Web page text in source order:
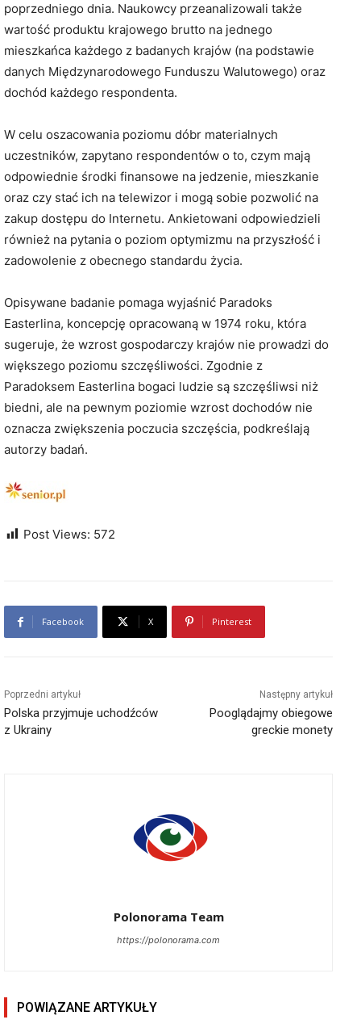
poprzedniego dnia. Naukowcy przeanalizowali także
wartość produktu krajowego brutto na jednego
mieszkańca każdego z badanych krajów (na podstawie
danych Międzynarodowego Funduszu Walutowego) oraz
dochód każdego respondenta.
W celu oszacowania poziomu dóbr materialnych
uczestników, zapytano respondentów o to, czym mają
odpowiednie środki finansowe na jedzenie, mieszkanie
oraz czy stać ich na telewizor i mogą sobie pozwolić na
zakup dostępu do Internetu. Ankietowani odpowiedzieli
również na pytania o poziom optymizmu na przyszłość i
zadowolenie z obecnego standardu życia.
Opisywane badanie pomaga wyjaśnić Paradoks
Easterlina, koncepcję opracowaną w 1974 roku, która
sugeruje, że wzrost gospodarczy krajów nie prowadzi do
większego poziomu szczęśliwości. Zgodnie z
Paradoksem Easterlina bogaci ludzie są szczęśliwsi niż
biedni, ale na pewnym poziomie wzrost dochodów nie
oznacza zwiększenia poczucia szczęścia, podkreślają
autorzy badań.
Post Views: 572
Facebook X Pinterest
Poprzedni artykuł
Polska przyjmuje uchodźców
z Ukrainy
Następny artykuł
Pooglądajmy obiegowe
greckie monety
Polonorama Team
https://polonorama.com
POWIĄZANE ARTYKUŁY